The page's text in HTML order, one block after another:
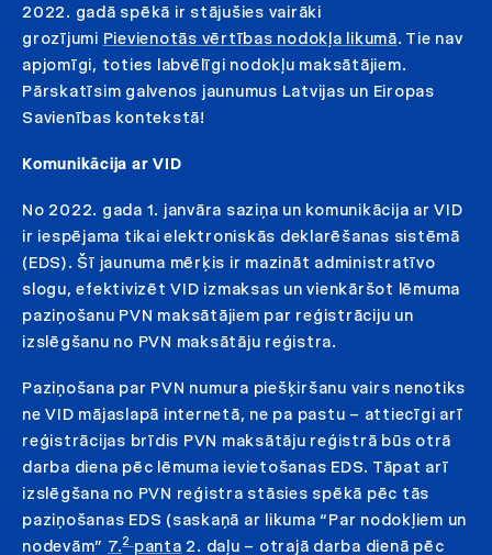
2022. gadā spēkā ir stājušies vairāki
grozījumi Pievienotās vērtības nodokļa likumā. Tie nav
apjomīgi, toties labvēlīgi nodokļu maksātājiem.
Pārskatīsim galvenos jaunumus Latvijas un Eiropas
Savienības kontekstā!
Komunikācija ar VID
No 2022. gada 1. janvāra saziņa un komunikācija ar VID
ir iespējama tikai elektroniskās deklarēšanas sistēmā
(EDS). Šī jaunuma mērķis ir mazināt administratīvo
slogu, efektivizēt VID izmaksas un vienkāršot lēmuma
paziņošanu PVN maksātājiem par reģistrāciju un
izslēgšanu no PVN maksātāju reģistra.
Paziņošana par PVN numura piešķiršanu vairs nenotiks
ne VID mājaslapā internetā, ne pa pastu – attiecīgi arī
reģistrācijas brīdis PVN maksātāju reģistrā būs otrā
darba diena pēc lēmuma ievietošanas EDS. Tāpat arī
izslēgšana no PVN reģistra stāsies spēkā pēc tās
paziņošanas EDS (saskaņā ar likuma “Par nodokļiem un
nodevām” 7.2 panta 2. daļu – otrajā darba dienā pēc